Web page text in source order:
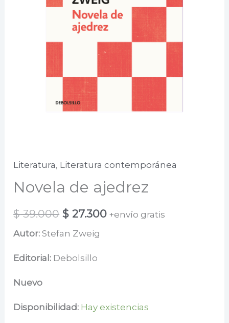
Literatura, Literatura contemporánea
Novela de ajedrez
$39.000 El
precio
original
$ 27.300El
+envío gratis
Autor:Stefan Zweig
Editorial: Debolsillo
Nuevo
Disponibilidad: Hay existencias